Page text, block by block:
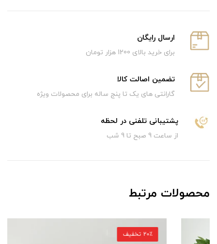
ارسال رایگان
برای خرید بالای 1200 هزار تومان
تضمین اصالت کالا
گارانتی های یک تا پنج ساله برای محصولات ویژه
پشتیبانی تلفنی در لحظه
از ساعت 9 صبح تا 9 شب
محصولات مرتبط